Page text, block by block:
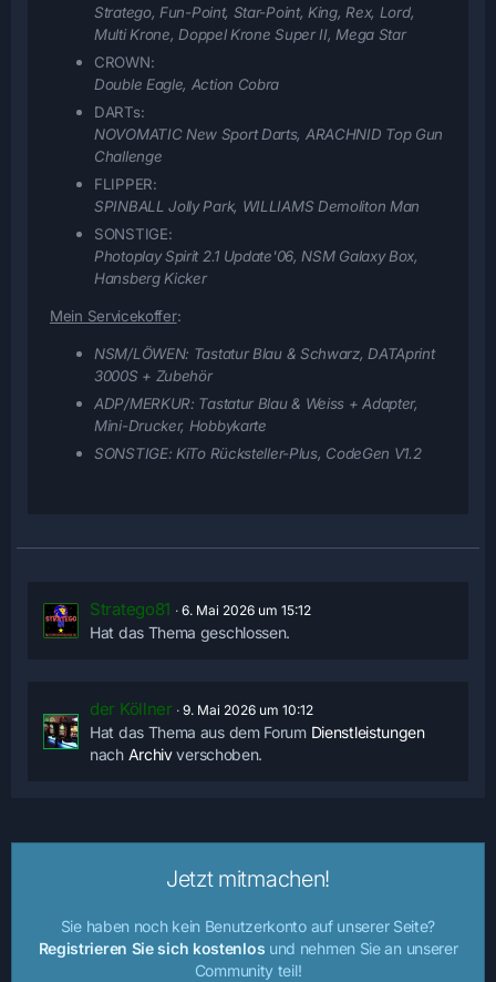
Stratego, Fun-Point, Star-Point, King, Rex, Lord,
Multi Krone, Doppel Krone Super II, Mega Star
CROWN:
Double Eagle, Action Cobra
DARTs:
NOVOMATIC New Sport Darts, ARACHNID Top Gun
Challenge
FLIPPER:
SPINBALL Jolly Park, WILLIAMS Demoliton Man
SONSTIGE:
Photoplay Spirit 2.1 Update'06, NSM Galaxy Box,
Hansberg Kicker
Mein Servicekoffer:
NSM/LÖWEN: Tastatur Blau & Schwarz, DATAprint
3000S + Zubehör
ADP/MERKUR: Tastatur Blau & Weiss + Adapter,
Mini-Drucker, Hobbykarte
SONSTIGE: KiTo Rücksteller-Plus, CodeGen V1.2
Stratego81 6. Mai 2026 um 15:12
Hat das Thema geschlossen.
der Köllner 9. Mai 2026 um 10:12
Hat das Thema aus dem Forum Dienstleistungen
nach Archivverschoben.
Jetzt mitmachen!
Sie haben noch kein Benutzerkonto auf unserer Seite?
Registrieren Sie sich kostenlos und nehmen Sie an unserer
Community teil!